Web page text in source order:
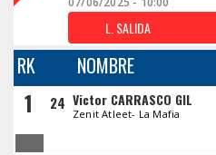
L. SALIDA
RK NOMBRE
1 24 Victor CARRASCO GIL
Zenit Atleet- La Mafia